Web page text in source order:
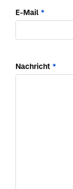
E-Mail *
Nachricht *